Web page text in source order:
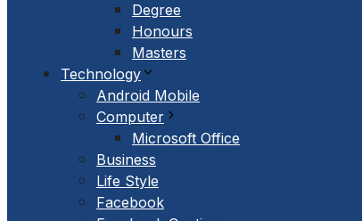
Degree
Honours
Masters
Technology
Android Mobile
Computer
Microsoft Office
Business
Life Style
Facebook